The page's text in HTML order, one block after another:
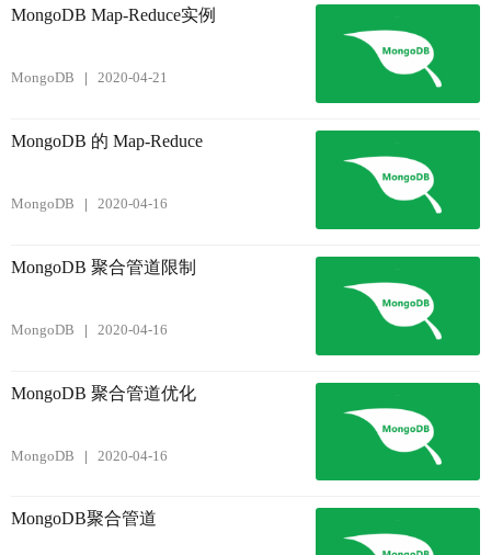
MongoDB Map-Reduce实例
MongoDB 2020-04-21
MongoDB 的 Map-Reduce
MongoDB 2020-04-16
MongoDB 聚合管道限制
MongoDB 2020-04-16
MongoDB 聚合管道优化
MongoDB 2020-04-16
MongoDB聚合管道